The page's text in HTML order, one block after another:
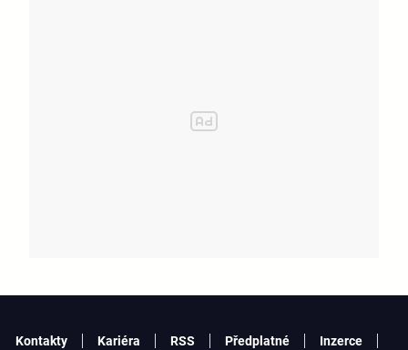
Kontakty Kariéra RSS Předplatné
Inzerce